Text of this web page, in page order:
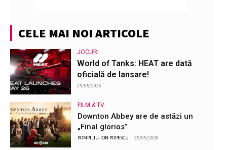
CELE MAI NOI ARTICOLE
JOCURI
World of Tanks: HEAT are dată
oficială de lansare!
25/05/2026
FILM & TV
Downton Abbey are de astăzi un
„Final glorios”
POMPILIU-ION POPESCU - 25/05/2026